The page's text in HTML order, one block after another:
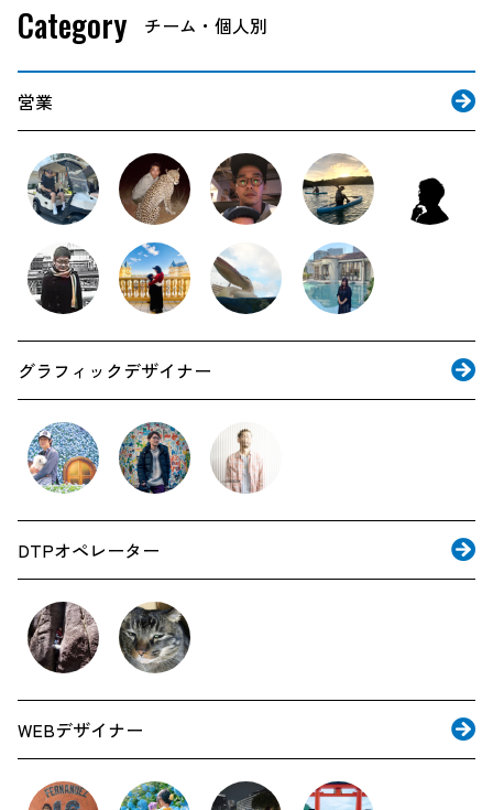
Category
営業
グラフィックデザイナー
DTPオペレーター
WEBデザイナー